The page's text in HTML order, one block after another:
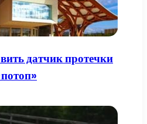
датчик протечки